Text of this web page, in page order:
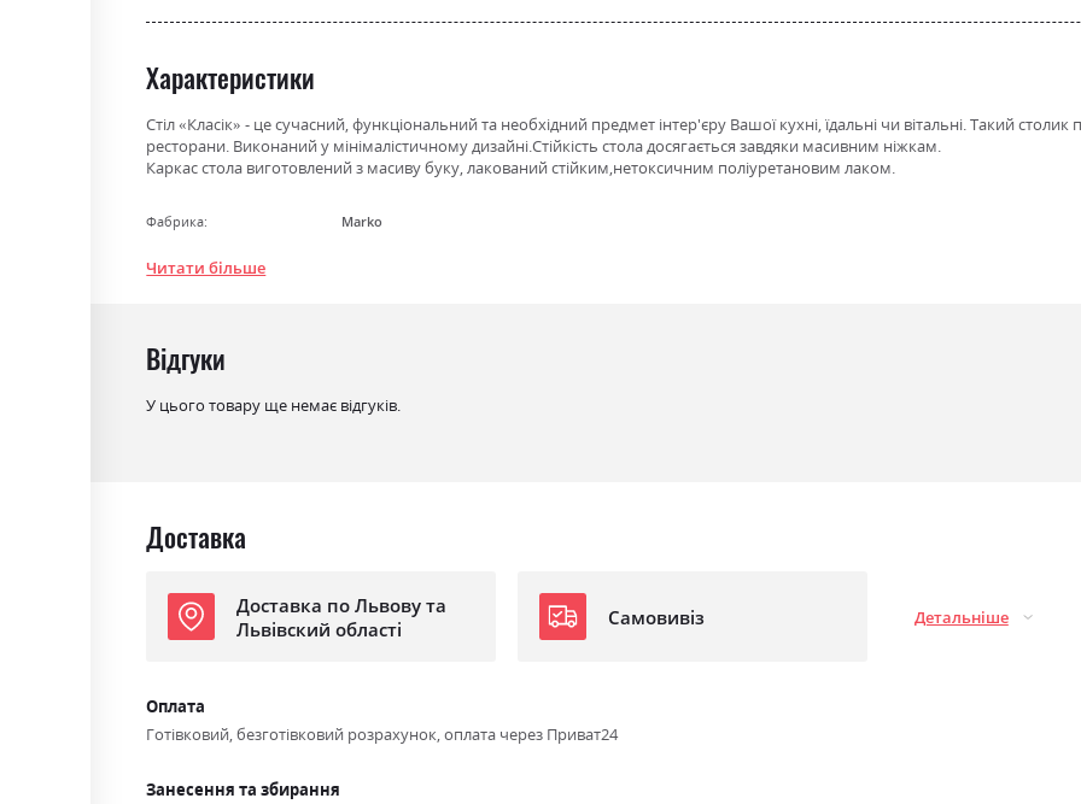
the
of
the
images
gallery
Характеристики
Стіл «Класік» - це сучасний, функціональний та необхідний предмет інтер'єру Вашої кухні, їдальні чи вітальні. Такий
ресторани. Виконаний у мінімалістичному дизайні.Стійкість стола досягається завдяки масивним ніжкам.
Каркас стола виготовлений з масиву буку, лакований стійким,нетоксичним поліуретановим лаком.
Фабрика: Marko
Колір (Фасад):
Колір матеріалу
Стиль мінімалізм, модерн
Читати більше
Відгуки
У цього товару ще немає відгуків.
Доставка
Доставка по Львову та
Львівский області
Самовивіз Детальніше
Оплата
Готівковий, безготівковий розрахунок, оплата через Приват24
Занесення та збирання